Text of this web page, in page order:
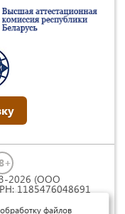
2026 (ООО
1185476048691
4.0 файлов